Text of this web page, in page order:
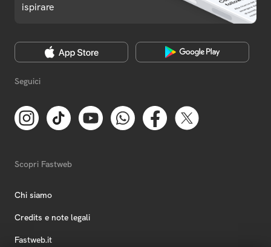
ispirare
Seguici
Scopri Fastweb
Chi siamo
Credits e note legali
Fastweb.it